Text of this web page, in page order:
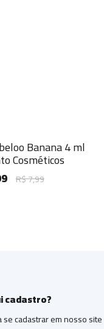
Banana 4 ml
R$ 7,99
cadastro?
se cadastrar em nosso site